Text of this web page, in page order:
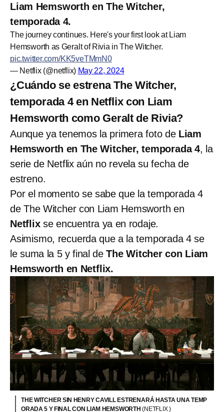
Liam Hemsworth en The Witcher,
temporada 4.
The journey continues. Here's your first look at Liam
Hemsworth as Geralt of Rivia in The Witcher.
pic.twitter.com/KK5veTMmN0
— Netflix (@netflix) May 22, 2024
¿Cuándo se estrena The Witcher,
temporada 4 en Netflix con Liam
Hemsworth como Geralt de Rivia?
Aunque ya tenemos la primera foto deLiam
Hemsworth en The Witcher, temporada 4, la
serie de Netflix aún no revela su fecha de
estreno.
Por el momento se sabe que la temporada 4
de The Witcher con Liam Hemsworth en
Netflixse encuentra ya en rodaje.
Asimismo, recuerda que a la temporada 4 se
le suma la 5 y final deThe Witcher con Liam
Hemsworth en Netflix.
THE WITCHER SIN HENRY CAVILL ESTRENARÁ HASTA UNA TEMP
ORADA 5 Y FINAL CON LIAM HEMSWORTH(NETFLIX )